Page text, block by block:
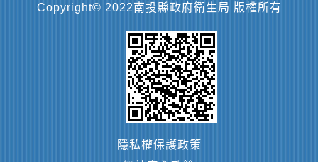
Copyright© 2022南投縣政府衛生局 版權所有
隱私權保護政策